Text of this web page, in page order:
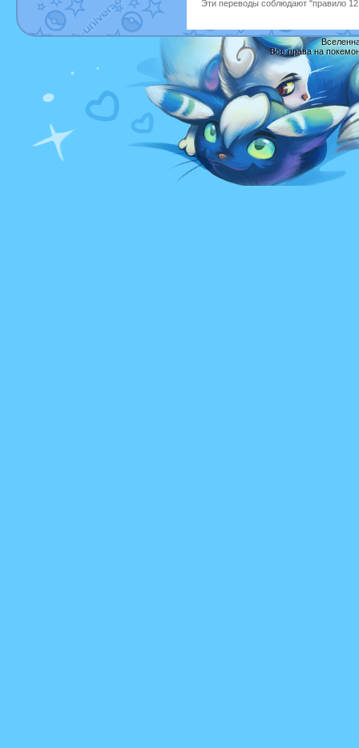
Эти переводы соблюдают "правило 12
Все права на